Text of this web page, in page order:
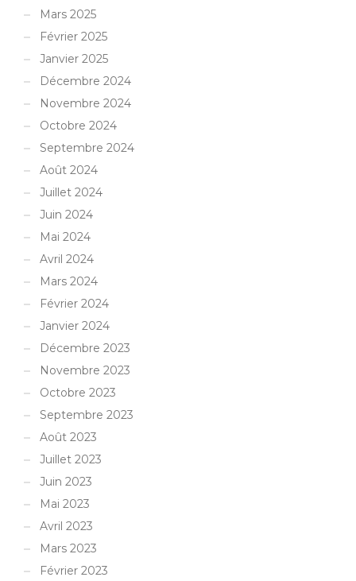
Mars 2025
Février 2025
Janvier 2025
Décembre 2024
Novembre 2024
Octobre 2024
Septembre 2024
Août 2024
Juillet 2024
Juin 2024
Mai 2024
Avril 2024
Mars 2024
Février 2024
Janvier 2024
Décembre 2023
Novembre 2023
Octobre 2023
Septembre 2023
Août 2023
Juillet 2023
Juin 2023
Mai 2023
Avril 2023
Mars 2023
Février 2023